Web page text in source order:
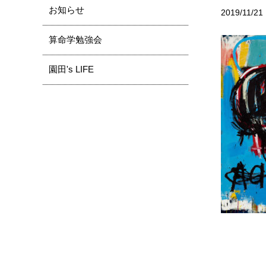
2019/11/21
お知らせ
算命学勉強会
園田's LIFE